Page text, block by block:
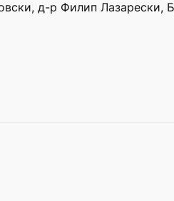
д-р Филип Лазарески,